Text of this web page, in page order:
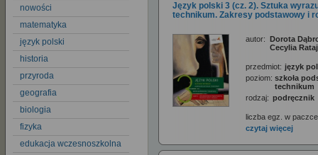
nowości
matematyka
język polski
historia
przyroda
geografia
biologia
fizyka
edukacja wczesnoszkolna
Język polski 3 (cz. 2). Sztuka
technikum. Zakresy podstawowy i
autor: Dorota
Cecylia
przedmiot: język
poziom: szkoła
technikum
rodzaj: podręcznik
liczba egz. w
czytaj więcej